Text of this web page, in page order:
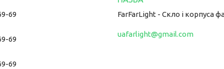
69
69
69
FarFarLight - Cкло і корпуса
uafarlight@gmail.com